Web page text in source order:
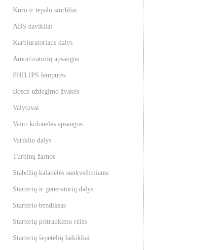
Kuro ir tepalo siurbliai
ABS davikliai
Karbiuratoriaus dalys
Amortizatorių apsaugos
PHILIPS lemputės
Bosch uždegimo žvakės
Valytuvai
Vairo kolonėlės apsaugos
Variklio dalys
Turbinų žarnos
Stabdžių kaladėlės sunkvežimiams
Starterių ir generatorių dalys
Starterio bendiksas
Starterių pritraukimo rėlės
Starterių šepetėlių laikikliai